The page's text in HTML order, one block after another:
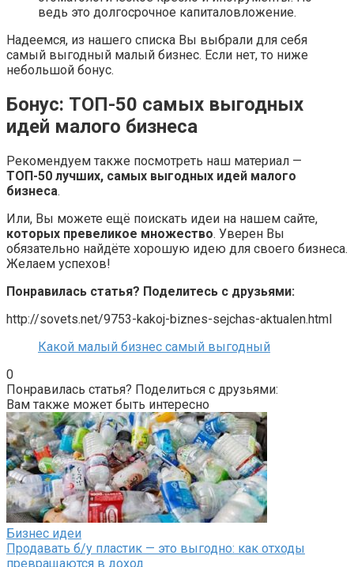
ведь это долгосрочное капиталовложение.
Надеемся, из нашего списка Вы выбрали для себя
самый выгодный малый бизнес. Если нет, то ниже
небольшой бонус.
Бонус: ТОП-50 самых выгодных
идей малого бизнеса
Рекомендуем также посмотреть наш материал —
ТОП-50 лучших, самых выгодных идей малого
бизнеса.
Или, Вы можете ещё поискать идеи на нашем сайте,
которых превеликое множество. Уверен Вы
обязательно найдёте хорошую идею для своего бизнеса.
Желаем успехов!
Понравилась статья? Поделитесь с друзьями:
http://sovets.net/9753-kakoj-biznes-sejchas-aktualen.html
Какой малый бизнес самый выгодный
0
Понравилась статья? Поделиться с друзьями:
Вам также может быть интересно
Бизнес идеи
Продавать б/у пластик — это выгодно: как отходы
превращаются в доход